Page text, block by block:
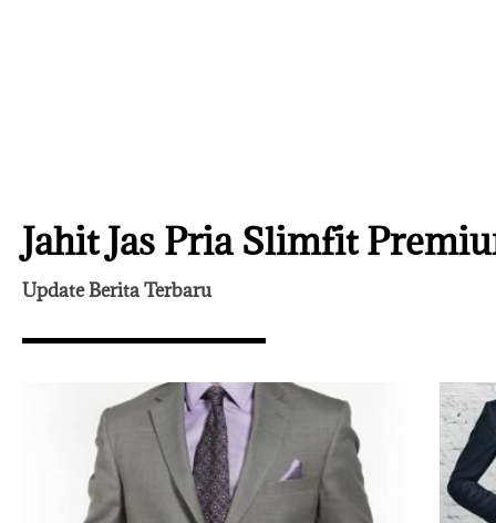
Jahit Jas Pria Slimfit
Update Berita Terbaru